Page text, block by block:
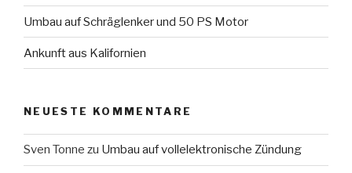
Umbau auf Schräglenker und 50 PS Motor
Ankunft aus Kalifornien
NEUESTE KOMMENTARE
Sven Tonne zu Umbau auf vollelektronische Zündung